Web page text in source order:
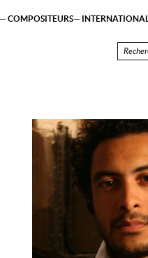
COMPOSITEURS INTERNATIONAL